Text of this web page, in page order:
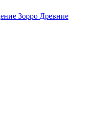
Древние